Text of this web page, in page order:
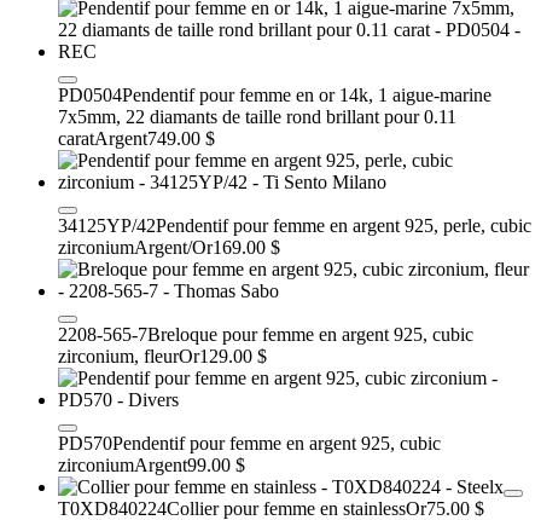
PD0504Pendentif pour femme en or 14k, 1 aigue-marine
7x5mm, 22 diamants de taille rond brillant pour 0.11
caratArgent749.00 $
34125YP/42Pendentif pour femme en argent 925, perle, cubic
zirconiumArgent/Or169.00 $
2208-565-7Breloque pour femme en argent 925, cubic
zirconium, fleurOr129.00 $
PD570Pendentif pour femme en argent 925, cubic
zirconiumArgent99.00 $
T0XD840224Collier pour femme en stainlessOr75.00 $